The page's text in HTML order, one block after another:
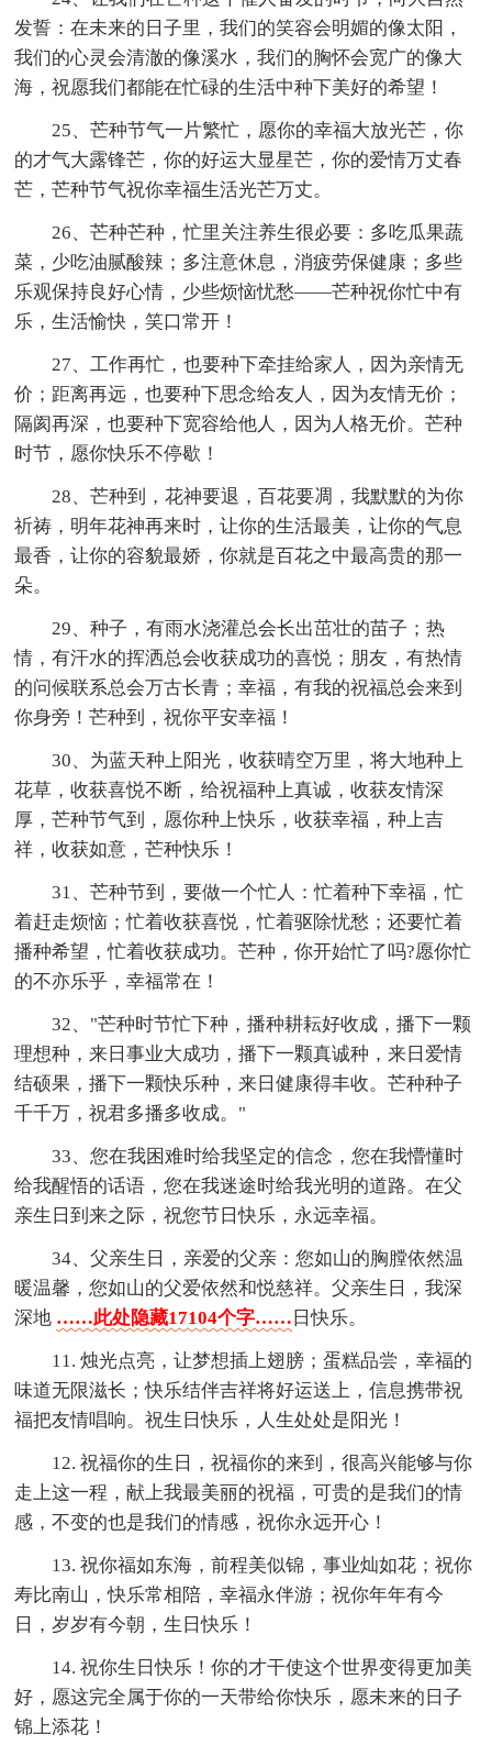
发誓：在未来的日子里，我们的笑容会明媚的像太阳，
我们的心灵会清澈的像溪水，我们的胸怀会宽广的像大
海，祝愿我们都能在忙碌的生活中种下美好的希望！
25、芒种节气一片繁忙，愿你的幸福大放光芒，你
的才气大露锋芒，你的好运大显星芒，你的爱情万丈春
芒，芒种节气祝你幸福生活光芒万丈。
26、芒种芒种，忙里关注养生很必要：多吃瓜果蔬
菜，少吃油腻酸辣；多注意休息，消疲劳保健康；多些
乐观保持良好心情，少些烦恼忧愁——芒种祝你忙中有
乐，生活愉快，笑口常开！
27、工作再忙，也要种下牵挂给家人，因为亲情无
价；距离再远，也要种下思念给友人，因为友情无价；
隔阂再深，也要种下宽容给他人，因为人格无价。芒种
时节，愿你快乐不停歇！
28、芒种到，花神要退，百花要凋，我默默的为你
祈祷，明年花神再来时，让你的生活最美，让你的气息
最香，让你的容貌最娇，你就是百花之中最高贵的那一
朵。
29、种子，有雨水浇灌总会长出茁壮的苗子；热
情，有汗水的挥洒总会收获成功的喜悦；朋友，有热情
的问候联系总会万古长青；幸福，有我的祝福总会来到
你身旁！芒种到，祝你平安幸福！
30、为蓝天种上阳光，收获晴空万里，将大地种上
花草，收获喜悦不断，给祝福种上真诚，收获友情深
厚，芒种节气到，愿你种上快乐，收获幸福，种上吉
祥，收获如意，芒种快乐！
31、芒种节到，要做一个忙人：忙着种下幸福，忙
着赶走烦恼；忙着收获喜悦，忙着驱除忧愁；还要忙着
播种希望，忙着收获成功。芒种，你开始忙了吗?愿你忙
的不亦乐乎，幸福常在！
32、"芒种时节忙下种，播种耕耘好收成，播下一颗
理想种，来日事业大成功，播下一颗真诚种，来日爱情
结硕果，播下一颗快乐种，来日健康得丰收。芒种种子
千千万，祝君多播多收成。"
33、您在我困难时给我坚定的信念，您在我懵懂时
给我醒悟的话语，您在我迷途时给我光明的道路。在父
亲生日到来之际，祝您节日快乐，永远幸福。
34、父亲生日，亲爱的父亲：您如山的胸膛依然温
暖温馨，您如山的父爱依然和悦慈祥。父亲生日，我深
深地 ……此处隐藏17104个字…… 日快乐。
11. 烛光点亮，让梦想插上翅膀；蛋糕品尝，幸福的
味道无限滋长；快乐结伴吉祥将好运送上，信息携带祝
福把友情唱响。祝生日快乐，人生处处是阳光！
12. 祝福你的生日，祝福你的来到，很高兴能够与你
走上这一程，献上我最美丽的祝福，可贵的是我们的情
感，不变的也是我们的情感，祝你永远开心！
13. 祝你福如东海，前程美似锦，事业灿如花；祝你
寿比南山，快乐常相陪，幸福永伴游；祝你年年有今
日，岁岁有今朝，生日快乐！
14. 祝你生日快乐！你的才干使这个世界变得更加美
好，愿这完全属于你的一天带给你快乐，愿未来的日子
锦上添花！